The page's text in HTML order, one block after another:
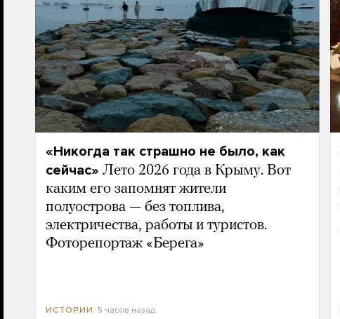
«Никогда так страшно не было, как
сейчас» Лето 2026 года в Крыму. Вот
каким его запомнят жители
полуострова — без топлива,
электричества, работы и туристов.
Фоторепортаж «Берега»
ИСТОРИИ 5 часов назад